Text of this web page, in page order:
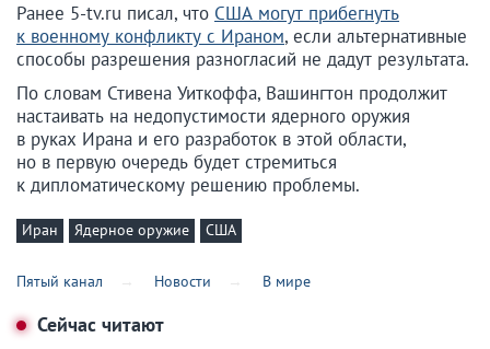
Ранее 5-tv.ru писал, что США могут прибегнуть
к военному конфликту с Ираном, если альтернативные
способы разрешения разногласий не дадут результата.
По словам Стивена Уиткоффа, Вашингтон продолжит
настаивать на недопустимости ядерного оружия
в руках Ирана и его разработок в этой области,
но в первую очередь будет стремиться
к дипломатическому решению проблемы.
Иран Ядерное оружие США
Пятый канал Новости В мире
Сейчас читают